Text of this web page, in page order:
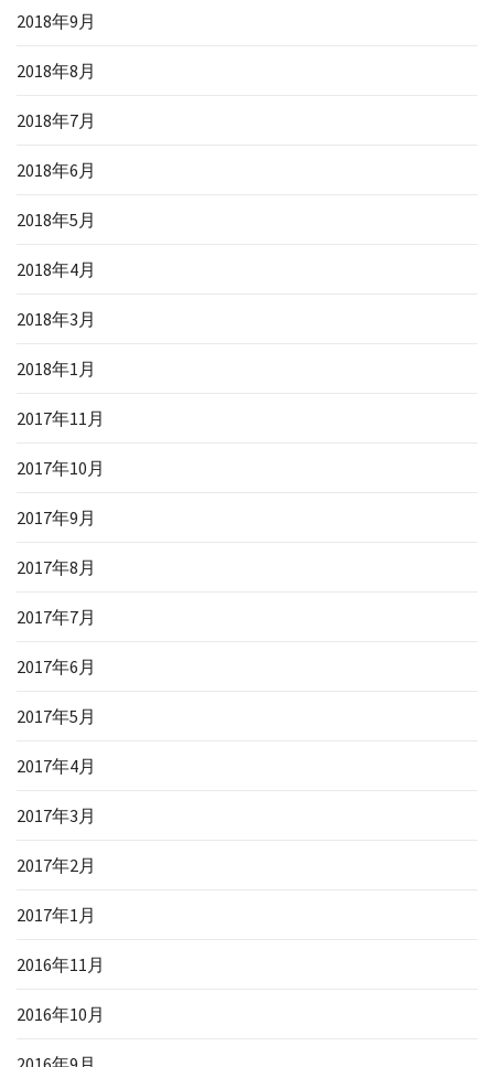
2018年9月
2018年8月
2018年7月
2018年6月
2018年5月
2018年4月
2018年3月
2018年1月
2017年11月
2017年10月
2017年9月
2017年8月
2017年7月
2017年6月
2017年5月
2017年4月
2017年3月
2017年2月
2017年1月
2016年11月
2016年10月